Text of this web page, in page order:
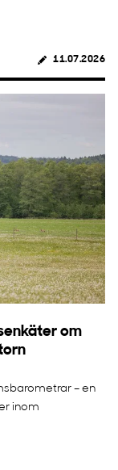
11.07.2026
om
– en
inom